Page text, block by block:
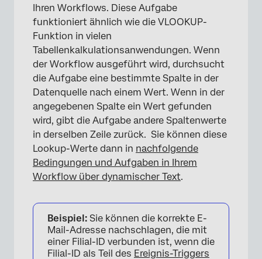
Ihren Workflows. Diese Aufgabe
funktioniert ähnlich wie die VLOOKUP-
Funktion in vielen
Tabellenkalkulationsanwendungen. Wenn
der Workflow ausgeführt wird, durchsucht
die Aufgabe eine bestimmte Spalte in der
Datenquelle nach einem Wert. Wenn in der
angegebenen Spalte ein Wert gefunden
wird, gibt die Aufgabe andere Spaltenwerte
in derselben Zeile zurück. Sie können diese
Lookup-Werte dann in nachfolgende
Bedingungen und Aufgaben in Ihrem
Workflow über dynamischer Text.
Beispiel: Sie können die korrekte E-
Mail-Adresse nachschlagen, die mit
einer Filial-ID verbunden ist, wenn die
Filial-ID als Teil des Ereignis-Triggers